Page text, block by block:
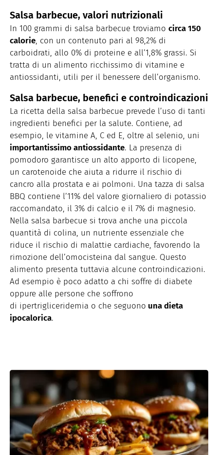
Salsa barbecue, valori nutrizionali
In 100 grammi di salsa barbecue troviamo circa 150
calorie, con un contenuto pari al 98,2% di
carboidrati, allo 0% di proteine e all’1,8% grassi. Si
tratta di un alimento ricchissimo di vitamine e
antiossidanti, utili per il benessere dell’organismo.
Salsa barbecue, benefici e controindicazioni
La ricetta della salsa barbecue prevede l’uso di tanti
ingredienti benefici per la salute. Contiene, ad
esempio, le vitamine A, C ed E, oltre al selenio, uni
importantissimo antiossidante. La presenza di
pomodoro garantisce un alto apporto di licopene,
un carotenoide che aiuta a ridurre il rischio di
cancro alla prostata e ai polmoni. Una tazza di salsa
BBQ contiene l’11% del valore giornaliero di potassio
raccomandato, il 3% di calcio e il 7% di magnesio.
Nella salsa barbecue si trova anche una piccola
quantità di colina, un nutriente essenziale che
riduce il rischio di malattie cardiache, favorendo la
rimozione dell’omocisteina dal sangue. Questo
alimento presenta tuttavia alcune controindicazioni.
Ad esempio è poco adatto a chi soffre di diabete
oppure alle persone che soffrono
di ipertrigliceridemia o che seguono una dieta
ipocalorica.